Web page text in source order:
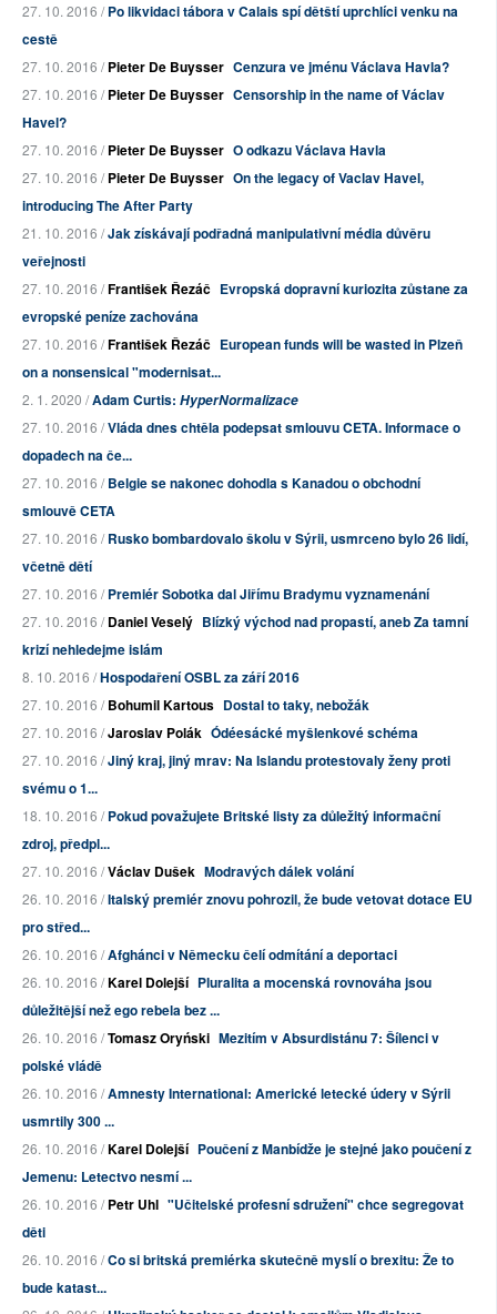
27. 10. 2016 /Po likvidaci tábora v Calais spí dětští uprchlíci venku na
cestě
27. 10. 2016 /Pieter De Buysser Cenzura ve jménu Václava Havla?
27. 10. 2016 /Pieter De Buysser Censorship in the name of Václav
Havel?
27. 10. 2016 /Pieter De Buysser O odkazu Václava Havla
27. 10. 2016 /Pieter De Buysser On the legacy of Vaclav Havel,
introducing The After Party
21. 10. 2016 /Jak získávají podřadná manipulativní média důvěru
veřejnosti
27. 10. 2016 /František Řezáč Evropská dopravní kuriozita zůstane za
evropské peníze zachována
27. 10. 2016 /František Řezáč European funds will be wasted in Plzeň
on a nonsensical "modernisat...
2. 1. 2020 /Adam Curtis: HyperNormalizace
27. 10. 2016 /Vláda dnes chtěla podepsat smlouvu CETA. Informace o
dopadech na če...
27. 10. 2016 /Belgie se nakonec dohodla s Kanadou o obchodní
smlouvě CETA
27. 10. 2016 /Rusko bombardovalo školu v Sýrii, usmrceno bylo 26 lidí,
včetně dětí
27. 10. 2016 /Premiér Sobotka dal Jiřímu Bradymu vyznamenání
27. 10. 2016 /Daniel Veselý Blízký východ nad propastí, aneb Za tamní
krizí nehledejme islám
8. 10. 2016 /Hospodaření OSBL za září 2016
27. 10. 2016 /Bohumil Kartous Dostal to taky, nebožák
27. 10. 2016 /Jaroslav Polák Ódéesácké myšlenkové schéma
27. 10. 2016 /Jiný kraj, jiný mrav: Na Islandu protestovaly ženy proti
svému o 1...
18. 10. 2016 /Pokud považujete Britské listy za důležitý informační
zdroj, předpl...
27. 10. 2016 /Václav Dušek Modravých dálek volání
26. 10. 2016 /Italský premiér znovu pohrozil, že bude vetovat dotace EU
pro střed...
26. 10. 2016 /Afghánci v Německu čelí odmítání a deportaci
26. 10. 2016 /Karel Dolejší Pluralita a mocenská rovnováha jsou
důležitější než ego rebela bez ...
26. 10. 2016 /Tomasz Oryński Mezitím v Absurdistánu 7: Šílenci v
polské vládě
26. 10. 2016 /Amnesty International: Americké letecké údery v Sýrii
usmrtily 300 ...
26. 10. 2016 /Karel Dolejší Poučení z Manbídže je stejné jako poučení z
Jemenu: Letectvo nesmí ...
26. 10. 2016 /Petr Uhl "Učitelské profesní sdružení" chce segregovat
děti
26. 10. 2016 /Co si britská premiérka skutečně myslí o brexitu: Že to
bude katast...